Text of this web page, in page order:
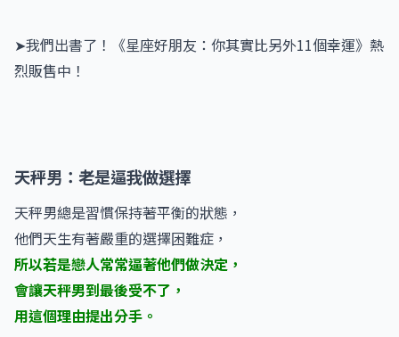
➤我們出書了！《星座好朋友：你其實比另外11個幸運》熱
烈販售中！
天秤男：老是逼我做選擇
天秤男總是習慣保持著平衡的狀態，
他們天生有著嚴重的選擇困難症，
所以若是戀人常常逼著他們做決定，
會讓天秤男到最後受不了，
用這個理由提出分手。